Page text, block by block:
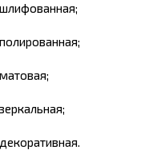
шлифованная;
полированная;
матовая;
зеркальная;
декоративная.